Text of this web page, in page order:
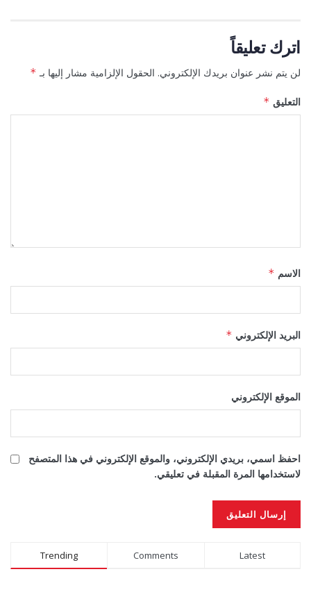
اترك تعليقاً
لن يتم نشر عنوان بريدك الإلكتروني. الحقول الإلزامية مشار إليها بـ *
التعليق *
الاسم *
البريد الإلكتروني *
الموقع الإلكتروني
احفظ اسمي، بريدي الإلكتروني، والموقع الإلكتروني في هذا المتصفح
لاستخدامها المرة المقبلة في تعليقي.
Alternative:
Trending Comments Latest